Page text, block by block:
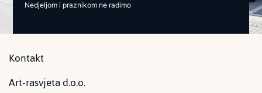
Nedjeljom i praznikom ne radimo
Kontakt
Art-rasvjeta d.o.o.